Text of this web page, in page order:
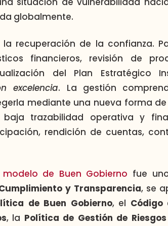
globalmente.
recuperación de la confianza.
financieros, revisión de
del Plan Estratégico
excelencia. La gestión
mediante una nueva forma de
trazabilidad operativa y
rendición de cuentas,
de Buen Gobierno fue
y Transparencia, se
de Buen Gobierno, el Código
, la Política de Gestión de